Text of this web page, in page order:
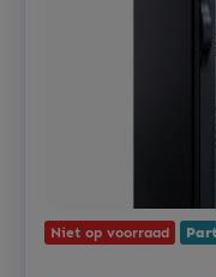
Niet op voorraad